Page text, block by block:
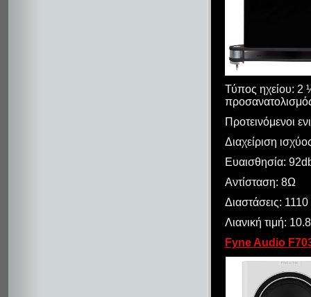
Τύπος ηχείου: 2
Προτεινόμενοι
Διαχείριση
Ευαισθησία:
Αντίσταση: 8Ω
Διαστάσεις:
Λιανική τιμή:
Fyne Audio